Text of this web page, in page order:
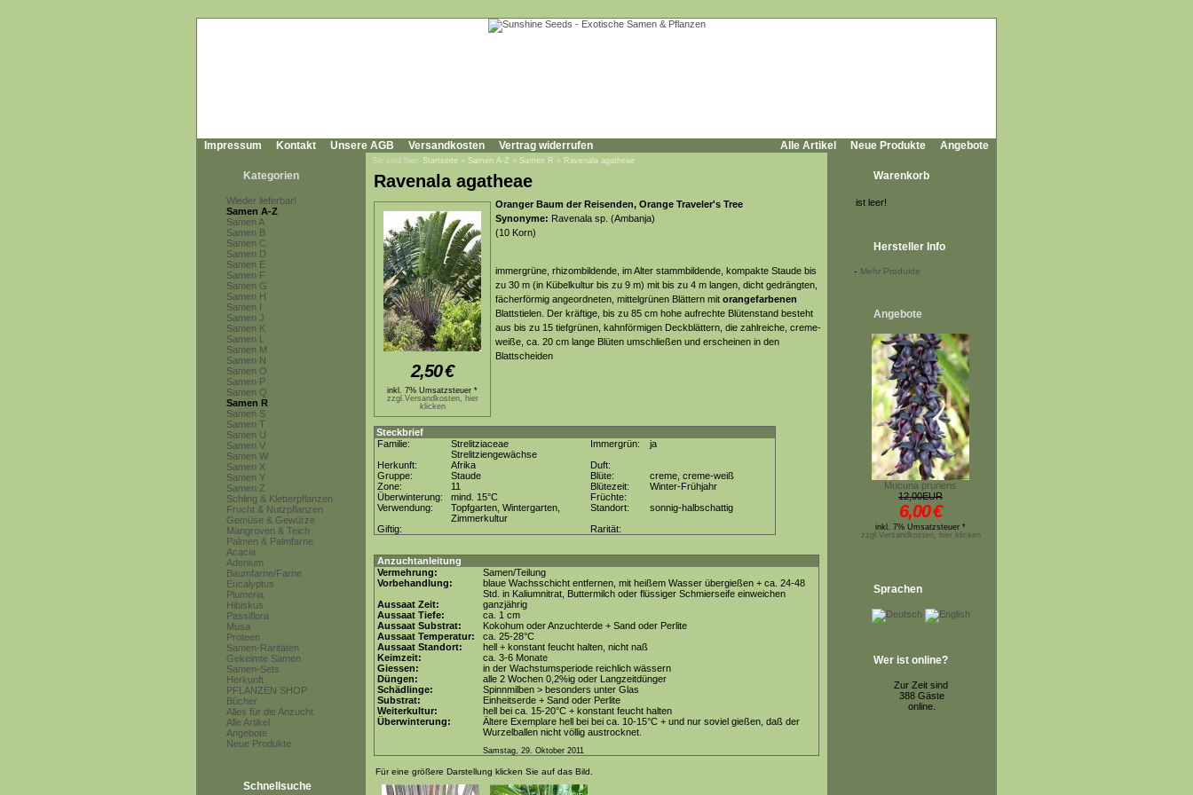
Impressum Kontakt Unsere AGB Versandkosten Vertrag widerrufen Alle Artikel Neue Produkte Angebote
Kategorien
Wieder lieferbar!
Samen A-Z
Samen A
Samen B
Samen C
Samen D
Samen E
Samen F
Samen G
Samen H
Samen I
Samen J
Samen K
Samen L
Samen M
Samen N
Samen O
Samen P
Samen Q
Samen R
Samen S
Samen T
Samen U
Samen V
Samen W
Samen X
Samen Y
Samen Z
Schling & Kletterpflanzen
Frucht & Nutzpflanzen
Gemüse & Gewürze
Mangroven & Teich
Palmen & Palmfarne
Acacia
Adenium
Baumfarne/Farne
Eucalyptus
Plumeria
Hibiskus
Passiflora
Musa
Proteen
Samen-Raritäten
Gekeimte Samen
Samen-Sets
Herkunft
PFLANZEN SHOP
Bücher
Alles für die Anzucht
Alle Artikel
Angebote
Neue Produkte
Schnellsuche
Sie sind hier: Startseite » Samen A-Z » Samen R » Ravenala agatheae
Ravenala agatheae
2,50€
inkl. 7% Umsatzsteuer *
zzgl.Versandkosten, hier
klicken
Oranger Baum der Reisenden, Orange Traveler's Tree
Synonyme: Ravenala sp. (Ambanja)
(10 Korn)
immergrüne, rhizombildende, im Alter stammbildende, kompakte Staude bis
zu 30 m (in Kübelkultur bis zu 9 m) mit bis zu 4 m langen, dicht gedrängten,
fächerförmig angeordneten, mittelgrünen Blättern mit orangefarbenen
Blattstielen. Der kräftige, bis zu 85 cm hohe aufrechte Blütenstand besteht
aus bis zu 15 tiefgrünen, kahnförmigen Deckblättern, die zahlreiche, creme-
weiße, ca. 20 cm lange Blüten umschließen und erscheinen in den
Blattscheiden
Steckbrief
Familie:
Strelitziaceae
Strelitziengewächse
Immergrün:
ja
Herkunft:
Afrika
Duft:
Gruppe:
Staude Blüte:
creme, creme-weiß
Zone:
11 Blütezeit:
Winter-Frühjahr
Überwinterung:
mind. 15°C
Früchte:
Verwendung:
Topfgarten, Wintergarten,
Zimmerkultur
Standort:
sonnig-halbschattig
Giftig:
Rarität:
Anzuchtanleitung
Vermehrung:
Samen/Teilung
Vorbehandlung:
blaue Wachsschicht entfernen, mit heißem Wasser übergießen + ca. 24-48
Std. in Kaliumnitrat, Buttermilch oder flüssiger Schmierseife einweichen
Aussaat Zeit:
ganzjährig
Aussaat Tiefe:
ca. 1 cm
Aussaat Substrat:
Kokohum oder Anzuchterde + Sand oder Perlite
Aussaat Temperatur:
ca. 25-28°C
Aussaat Standort:
hell + konstant feucht halten, nicht naß
Keimzeit:
ca. 3-6 Monate
Giessen:
in der Wachstumsperiode reichlich wässern
Düngen:
alle 2 Wochen 0,2%ig oder Langzeitdünger
Schädlinge:
Spinnmilben > besonders unter Glas
Substrat:
Einheitserde + Sand oder Perlite
Weiterkultur:
hell bei ca. 15-20°C + konstant feucht halten
Überwinterung:
Ältere Exemplare hell bei bei ca. 10-15°C + und nur soviel gießen, daß der
Wurzelballen nicht völlig austrocknet.
Samstag, 29. Oktober 2011
Für eine größere Darstellung klicken Sie auf das Bild.
Warenkorb
ist leer!
Hersteller Info
- Mehr Produkte
Angebote
Mucuna pruriens
12,00EUR
6,00€
inkl. 7% Umsatzsteuer *
zzgl.Versandkosten, hier klicken
Sprachen
Wer ist online?
Zur Zeit sind
388 Gäste
online.